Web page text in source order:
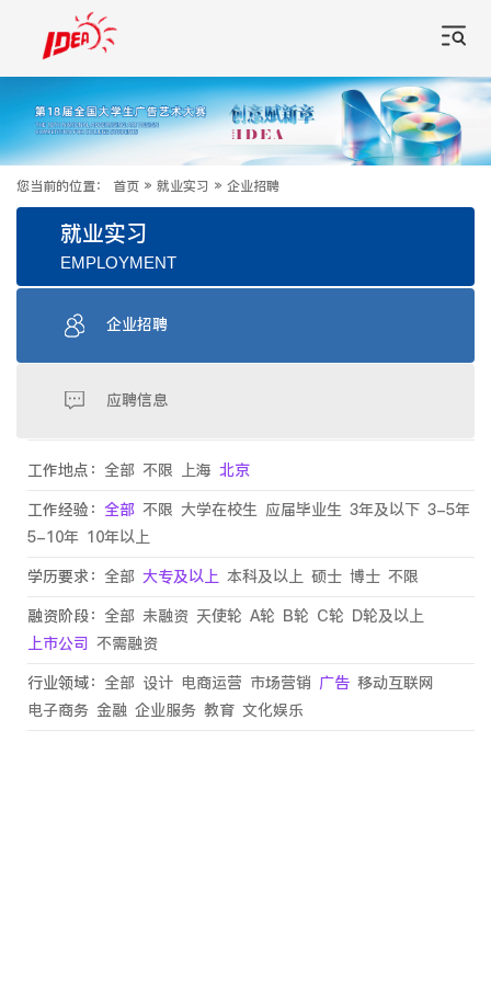
您当前的位置： 首页 » 就业实习 » 企业招聘
就业实习
EMPLOYMENT
企业招聘
应聘信息
工作地点： 全部 不限 上海 北京
工作经验： 全部 不限 大学在校生 应届毕业生 3年及以下 3-5年
5-10年 10年以上
学历要求： 全部 大专及以上 本科及以上 硕士 博士 不限
融资阶段： 全部 未融资 天使轮 A轮 B轮 C轮 D轮及以上
上市公司 不需融资
行业领域： 全部 设计 电商运营 市场营销 广告 移动互联网
电子商务 金融 企业服务 教育 文化娱乐